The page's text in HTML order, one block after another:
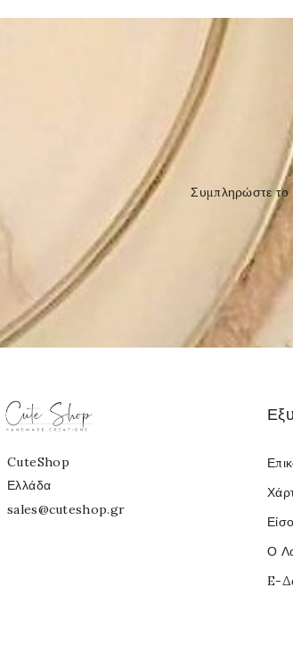
Συμπληρώστε το
Ο
E-
CuteShop
Ελλάδα
sales@cuteshop.gr